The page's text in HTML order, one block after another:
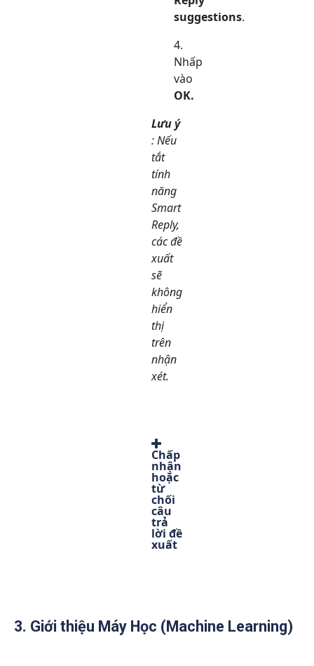
suggestions.
Nhấp
vào
OK.
Lưu ý
: Nếu
tắt
tính
năng
Smart
Reply,
các đề
xuất
sẽ
không
hiển
thị
trên
nhận
xét.
Chấp
nhận
hoặc
từ
chối
câu
trả
lời đề
xuất
3. Giới thiệu Máy Học (Machine Learning)